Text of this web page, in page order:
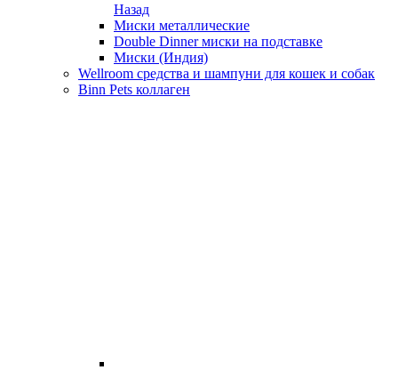
Назад
Миски металлические
Double Dinner миски на подставке
Миски (Индия)
Wellroom средства и шампуни для кошек и собак
Binn Pets коллаген